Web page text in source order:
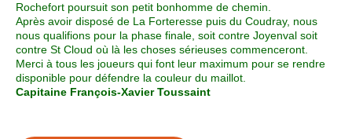
Rochefort poursuit son petit bonhomme de chemin.
Après avoir disposé de La Forteresse puis du Coudray, nous
nous qualifions pour la phase finale, soit contre Joyenval soit
contre St Cloud où là les choses sérieuses commenceront.
Merci à tous les joueurs qui font leur maximum pour se rendre
disponible pour défendre la couleur du maillot.
Capitaine François-Xavier Toussaint